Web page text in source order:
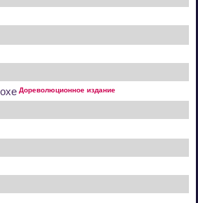
Дореволюционное издание